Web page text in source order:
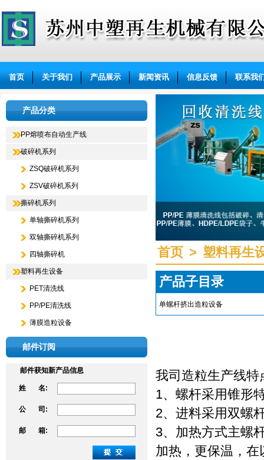
苏州中塑再生机械有限公司
首页 关于我们 产品展示 新闻资讯 信息反馈 联系我
产品分类
PP熔喷布自动生产线
破碎机系列
ZSQ破碎机系列
ZSV破碎机系列
撕碎机系列
单轴撕碎机系列
双轴撕碎机系列
四轴撕碎机
塑料再生设备
PET清洗线
PP/PE清洗线
薄膜造粒设备
邮件订阅
邮件获知新产品信息
姓 名:
公 司:
邮 箱:
首页 > 塑料再生
产品子目录
单螺杆挤出造粒设备
我司造粒生产线特
1、螺杆采用锥形
2、进料采用双螺
3、加热方式主螺
加热，更保温，